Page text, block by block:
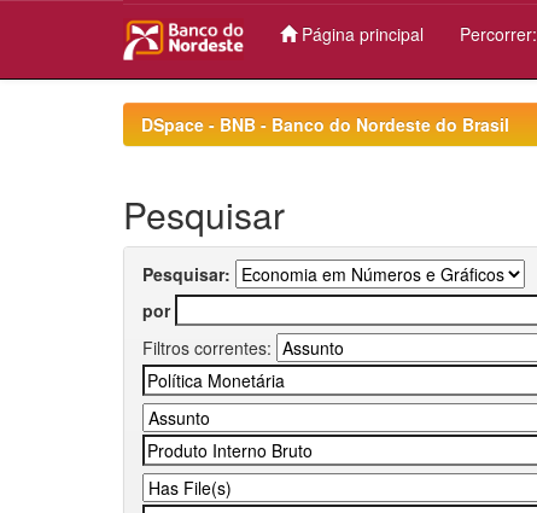
Página principal Percorrer:
DSpace - BNB - Banco do Nordeste do Brasil
Pesquisar
Pesquisar:
por
Filtros correntes: